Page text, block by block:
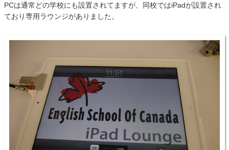
PCは通常どの学校にも設置されてますが、同校ではiPadが設置され
ており専用ラウンジがありました。